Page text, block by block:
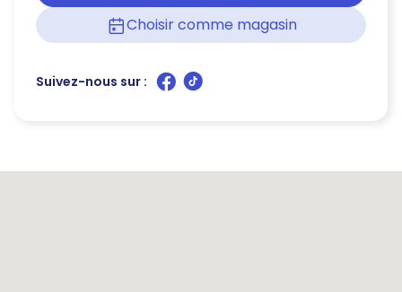
Choisir comme magasin
Suivez-nous sur :